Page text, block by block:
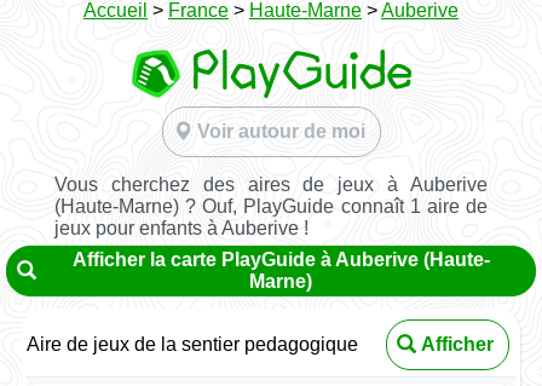
Accueil > France > Haute-Marne >Auberive
Voir autour de moi
Vous cherchez des aires de jeux à Auberive
(Haute-Marne) ? Ouf, PlayGuide connaît 1 aire de
jeux pour enfants à Auberive !
Afficher la carte PlayGuide à Auberive (Haute-
Marne)
Aire de jeux de la sentier pedagogique Afficher